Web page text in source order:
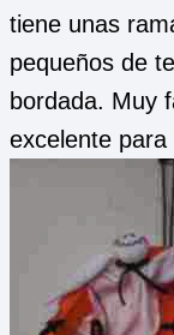
tiene unas
pequeños de
bordada. Muy
excelente